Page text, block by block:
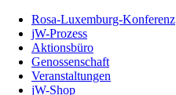
Inhalt
Seite
Rosa-Luxemburg-Konferenz
jW-Prozess
Aktionsbüro
Genossenschaft
Veranstaltungen
jW-Shop